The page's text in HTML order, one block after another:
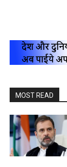
MOST READ